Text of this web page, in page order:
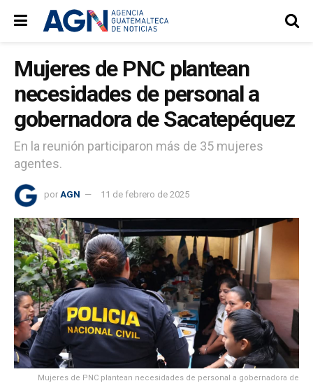
Mujeres de PNC plantean
necesidades de personal a
gobernadora de Sacatepéquez
En la reunión participaron más de 35 mujeres
agentes.
por AGN 11 de febrero de 2025
Mujeres de PNC plantean necesidades de personal a gobernadora de